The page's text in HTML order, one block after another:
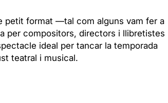
petit format —tal com alguns vam fer a
per compositors, directors i llibretistes
ideal per tancar la temporada
teatral i musical.